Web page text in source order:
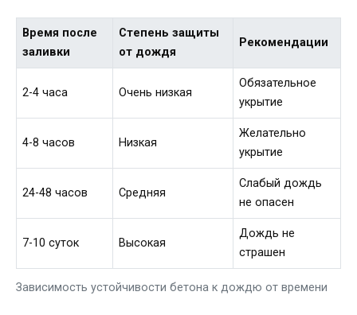
Зависимость устойчивости бетона к дождю от времени
Время после
заливки
Степень защиты
от дождя
Рекомендации
2-4 часа Очень низкая
Обязательное
укрытие
4-8 часов Низкая
Желательно
укрытие
24-48 часов Средняя
Слабый дождь
не опасен
7-10 суток Высокая
Дождь не
страшен